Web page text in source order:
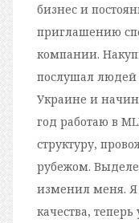
бизнес и
приглашению
компании.
послушал людей
Украине и
год работаю в
структуру,
рубежом.
изменил меня. Я
качества,